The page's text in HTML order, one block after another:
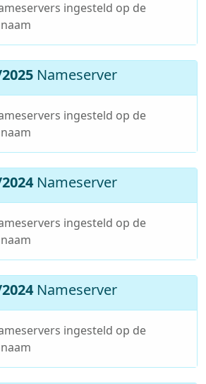
ingesteld op de
Nameserver
ingesteld op de
Nameserver
ingesteld op de
Nameserver
ingesteld op de